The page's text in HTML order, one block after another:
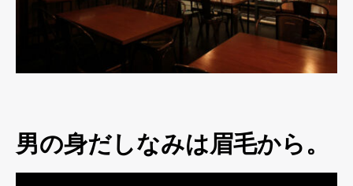
男の身だしなみは眉毛から。